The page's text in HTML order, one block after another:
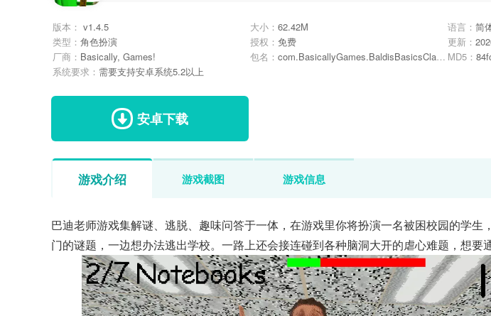
版本： v1.4.5 大小： 62.42M 语言： 简
类型： 角色扮演 授权： 免费 更新：
厂商： Basically, Games! 包名： com.BasicallyGames.BaldisBasicsClassic MD5：
系统要求： 需要支持安卓系统5.2以上
安卓下载
游戏介绍 游戏截图 游戏信息
巴迪老师游戏集解谜、逃脱、趣味问答于一体，在游戏里你将扮演一名被困校园的学生
门的谜题，一边想办法逃出学校。一路上还会接连碰到各种脑洞大开的虐心难题，想要